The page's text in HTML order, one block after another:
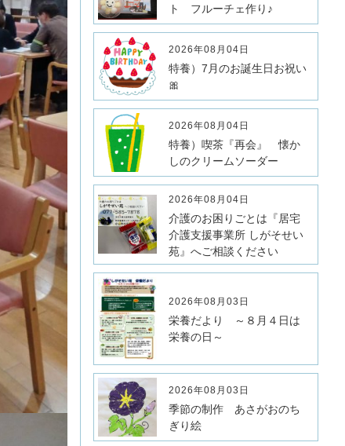
ト フルーチェ作り♪
2026年08月04日
特養）7月のお誕生日お祝い
🎀
2026年08月04日
特養）喫茶『再会』 懐か
しのクリームソーダー
2026年08月04日
介護のお困りごとは『居宅
介護支援事業所 しがそせい
苑』へご相談ください
2026年08月03日
栄養だより ～８月４日は
栄養の日～
2026年08月03日
季節の制作 あさがおのち
ぎり絵